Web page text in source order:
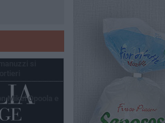
Lorusso
Mikel Opoola e